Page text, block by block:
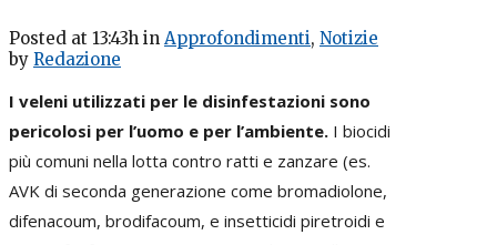
Posted at 13:43h in Approfondimenti, Notizie
by Redazione
I veleni utilizzati per le disinfestazioni sono
pericolosi per l’uomo e per l’ambiente. I biocidi
più comuni nella lotta contro ratti e zanzare (es.
AVK di seconda generazione come bromadiolone,
difenacoum, brodifacoum, e insetticidi piretroidi e